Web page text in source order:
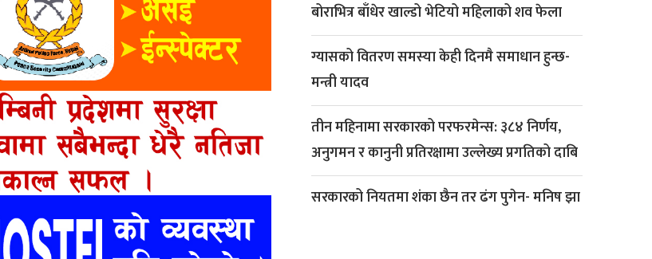
बोराभित्र बाँधेर खाल्डो भेटियो महिलाको शव फेला
ग्यासको वितरण समस्या केही दिनमै समाधान हुन्छ-
मन्त्री यादव
तीन महिनामा सरकारको परफरमेन्स: ३८४ निर्णय,
अनुगमन र कानुनी प्रतिरक्षामा उल्लेख्य प्रगतिको दाबि
सरकारको नियतमा शंका छैन तर ढंग पुगेन- मनिष झा